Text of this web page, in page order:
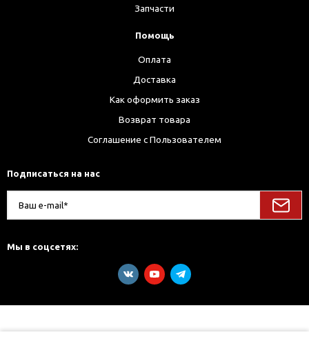
Запчасти
Помощь
Оплата
Доставка
Как оформить заказ
Возврат товара
Соглашение с Пользователем
Подписаться на нас
Мы в соцсетях: